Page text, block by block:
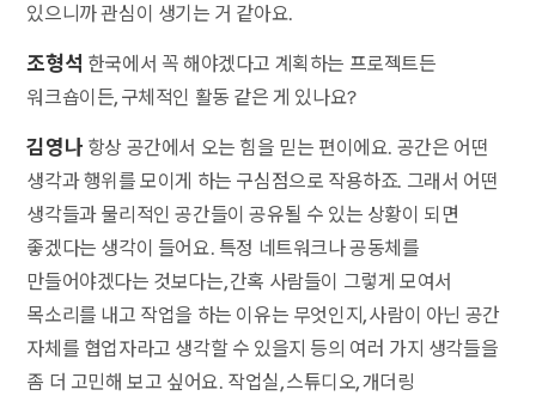
있으니까 관심이 생기는 거 같아요.
조형석 한국에서 꼭 해야겠다고 계획하는 프로젝트든
워크숍이든, 구체적인 활동 같은 게 있나요?
김영나 항상 공간에서 오는 힘을 믿는 편이에요. 공간은 어떤
생각과 행위를 모이게 하는 구심점으로 작용하죠. 그래서 어떤
생각들과 물리적인 공간들이 공유될 수 있는 상황이 되면
좋겠다는 생각이 들어요. 특정 네트워크나 공동체를
만들어야겠다는 것보다는, 간혹 사람들이 그렇게 모여서
목소리를 내고 작업을 하는 이유는 무엇인지, 사람이 아닌 공간
자체를 협업자라고 생각할 수 있을지 등의 여러 가지 생각들을
좀 더 고민해 보고 싶어요. 작업실, 스튜디오, 개더링